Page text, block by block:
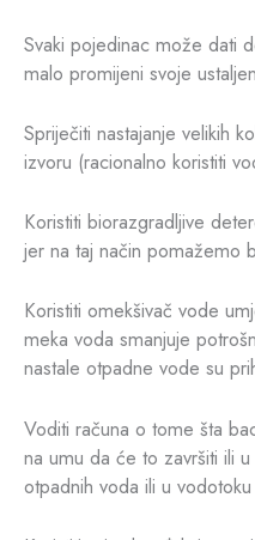
Svaki pojedinac može dati
malo promijeni svoje
Spriječiti nastajanje velikih
izvoru (racionalno koristiti
Koristiti biorazgradljive
jer na taj način pomažemo
Koristiti omekšivač vode
meka voda smanjuje
nastale otpadne vode su
Voditi računa o tome šta
na umu da će to završiti ili
otpadnih voda ili u